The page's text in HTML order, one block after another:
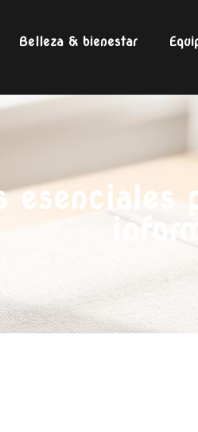
Belleza & bienestar